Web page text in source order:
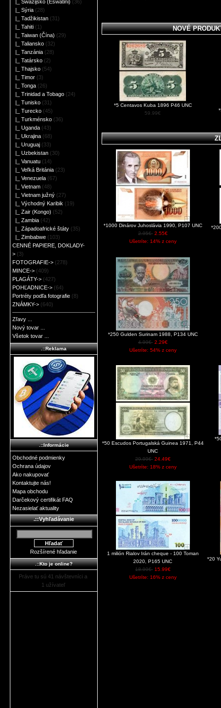
|_ Swazijsko (Eswatini) (36)
|_ Sýria (28)
|_ Tadžikistan (31)
|_ Tahiti (1)
|_ Taiwan (Čína) (29)
|_ Taliansko (32)
|_ Tanzánia (28)
|_ Tatársko (2)
|_ Thajsko (54)
|_ Timor (3)
|_ Tonga (26)
|_ Trinidad a Tobago (24)
|_ Tunisko (31)
|_ Turecko (45)
|_ Turkménsko (36)
|_ Uganda (43)
|_ Ukrajina (68)
|_ Uruguaj (33)
|_ Uzbekistan (30)
|_ Vanuatu (14)
|_ Veľká Británia (23)
|_ Venezuela (67)
|_ Vietnam (48)
|_ Vietnam južný (27)
|_ Východný Karibik (19)
|_ Zair (Kongo) (52)
|_ Zambia (42)
|_ Západoafrické štáty (35)
|_ Zimbabwe (103)
CENNÉ PAPIERE, DOKLADY-
> (3)
FOTOGRAFIE-> (278)
MINCE-> (409)
PLAGÁTY-> (427)
POHĽADNICE-> (64)
Portréty podľa fotografie (8)
ZNÁMKY-> (640)
Zľavy ...
Nový tovar ...
Všetok tovar ...
.::Reklama
.::Informácie
Obchodné podmienky
Ochrana údajov
Ako nakupovať
Kontaktujte nás!
Mapa obchodu
Darčekový certifikát FAQ
Nezasielať aktuality
.::Vyhľadávanie
Rozšírené hľadanie
.::Kto je online?
Práve tu sú 41 návštevníci a
1 užívateľ
NOVÉ
*5 Centavos Kuba 1896 P46 UNC
59.99€
*1000 Dinárov Juhoslávia 1990, P107 UNC
2.95€ 2.55€
Ušetríte: 14% z ceny
*250 Gulden Surinam 1988, P134 UNC
4.99€ 2.29€
Ušetríte: 54% z ceny
*50 Escudos Portugalská Guinea 1971, P44
UNC
29.99€ 24.49€
Ušetríte: 18% z ceny
1 milión Rialov Irán cheque - 100 Toman
2020, P165 UNC
18.99€ 15.99€
Ušetríte: 16% z ceny
*20